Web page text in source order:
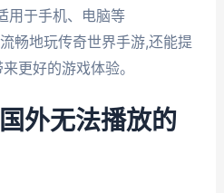
用于手机、电脑等
畅地玩传奇世界手游,还能提
更好的游戏体验。
外无法播放的